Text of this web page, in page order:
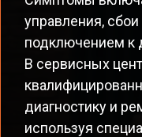
управления,
подключением к
В сервисных
диагностику и
используя